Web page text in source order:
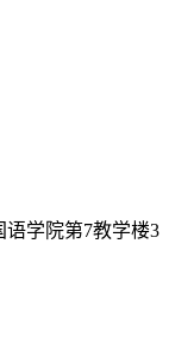
学院第7教学楼3